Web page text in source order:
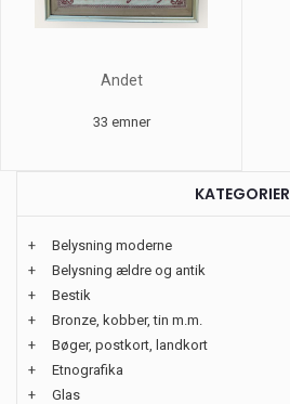
Andet
33 emner
KATEGORIER
+
Belysning moderne
+
Belysning ældre og antik
+
Bestik
+
Bronze, kobber, tin m.m.
+
Bøger, postkort, landkort
+
Etnografika
+
Glas